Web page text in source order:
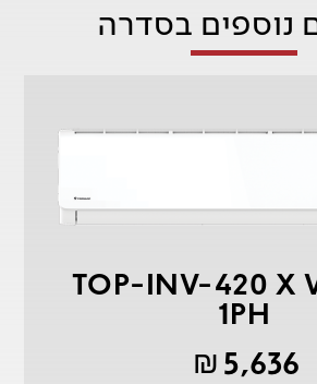
נוספים בסדרה
TOP-INV-420 X
1PH
5,636
₪